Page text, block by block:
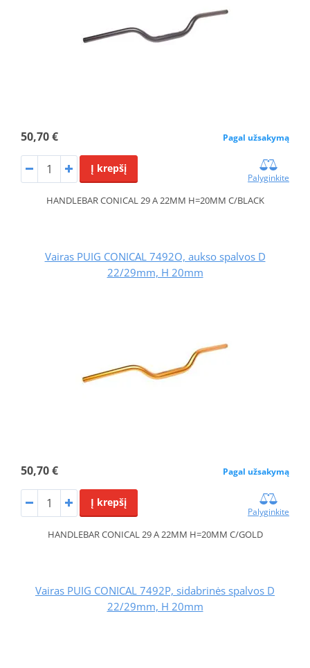
50,70 € Pagal užsakymą
Į krepšį
Palyginkite
HANDLEBAR CONICAL 29 A 22MM H=20MM C/BLACK
Vairas PUIG CONICAL 7492O, aukso spalvos D
22/29mm, H 20mm
50,70 € Pagal užsakymą
Į krepšį
Palyginkite
HANDLEBAR CONICAL 29 A 22MM H=20MM C/GOLD
Vairas PUIG CONICAL 7492P, sidabrinės spalvos D
22/29mm, H 20mm